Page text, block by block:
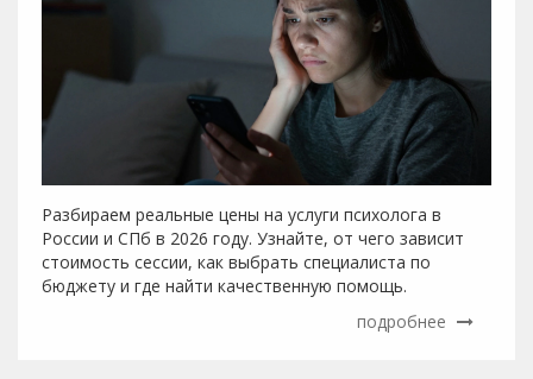
Разбираем реальные цены на услуги психолога в
России и СПб в 2026 году. Узнайте, от чего зависит
стоимость сессии, как выбрать специалиста по
бюджету и где найти качественную помощь.
подробнее